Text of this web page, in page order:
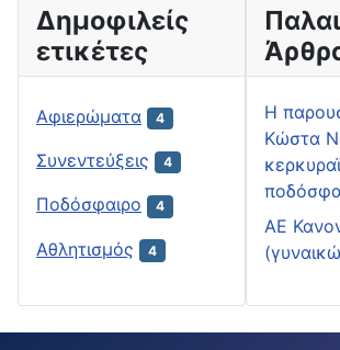
Δημοφιλείς
ετικέτες
Αφιερώματα 4
Συνεντεύξεις 4
Ποδόσφαιρο 4
Αθλητισμός 4
H
Κώστα
ΑΕ